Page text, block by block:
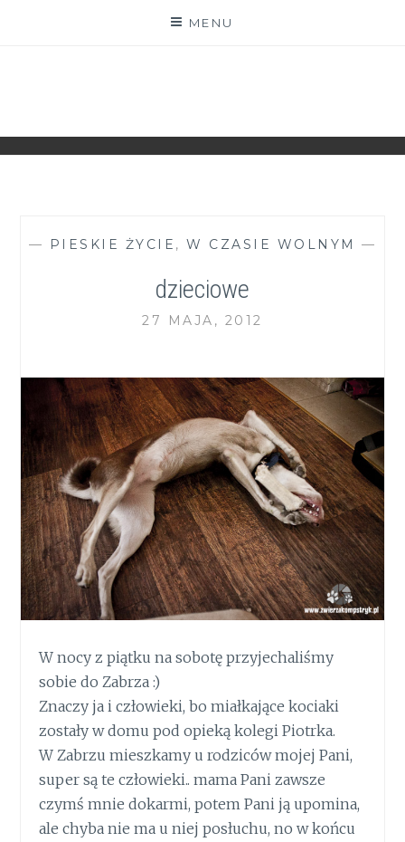
MENU
— PIESKIE ŻYCIE , W CZASIE WOLNYM —
dzieciowe
27 MAJA, 2012
W nocy z piątku na sobotę przyjechaliśmy
sobie do Zabrza :)
Znaczy ja i człowieki, bo miałkające kociaki
zostały w domu pod opieką kolegi Piotrka.
W Zabrzu mieszkamy u rodziców mojej Pani,
super są te człowieki.. mama Pani zawsze
czymś mnie dokarmi, potem Pani ją upomina,
ale chyba nie ma u niej posłuchu, no w końcu